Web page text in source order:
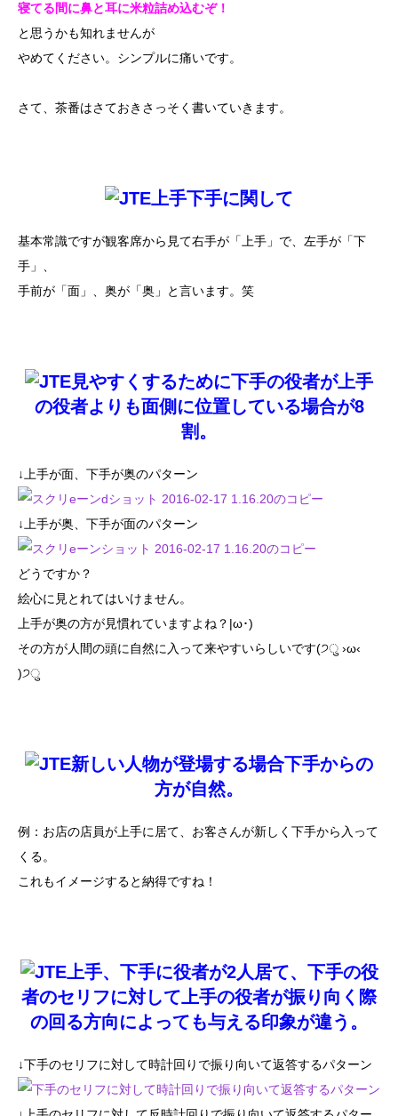
寝てる間に鼻と耳に米粒詰め込むぞ！
と思うかも知れませんが
やめてください。シンプルに痛いです。
さて、茶番はさておきさっそく書いていきます。
上手下手に関して
基本常識ですが観客席から見て右手が「上手」で、左手が「下
手」、
手前が「面」、奥が「奥」と言います。笑
見やすくするために下手の役者が上手
の役者よりも面側に位置している場合が8
割。
↓上手が面、下手が奥のパターン
↓上手が奥、下手が面のパターン
どうですか？
絵心に見とれてはいけません。
上手が奥の方が見慣れていますよね？|ω･)
その方が人間の頭に自然に入って来やすいらしいです(੭ु ›ω‹
)੭ु
新しい人物が登場する場合下手からの
方が自然。
例：お店の店員が上手に居て、お客さんが新しく下手から入って
くる。
これもイメージすると納得ですね！
上手、下手に役者が2人居て、下手の役
者のセリフに対して上手の役者が振り向く際
の回る方向によっても与える印象が違う。
↓下手のセリフに対して時計回りで振り向いて返答するパターン